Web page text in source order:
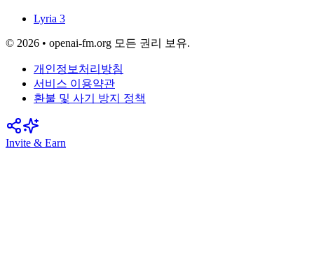
Lyria 3
© 2026 • openai-fm.org 모든 권리 보유.
개인정보처리방침
서비스 이용약관
환불 및 사기 방지 정책
Invite & Earn